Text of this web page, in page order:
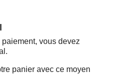
vous devez
panier avec ce moyen